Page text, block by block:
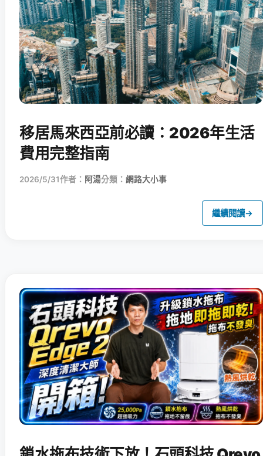
移居馬來西亞前必讀：2026年生活
費用完整指南
2026/5/31作者： 阿湯分類： 網路大小事
繼續閱讀→